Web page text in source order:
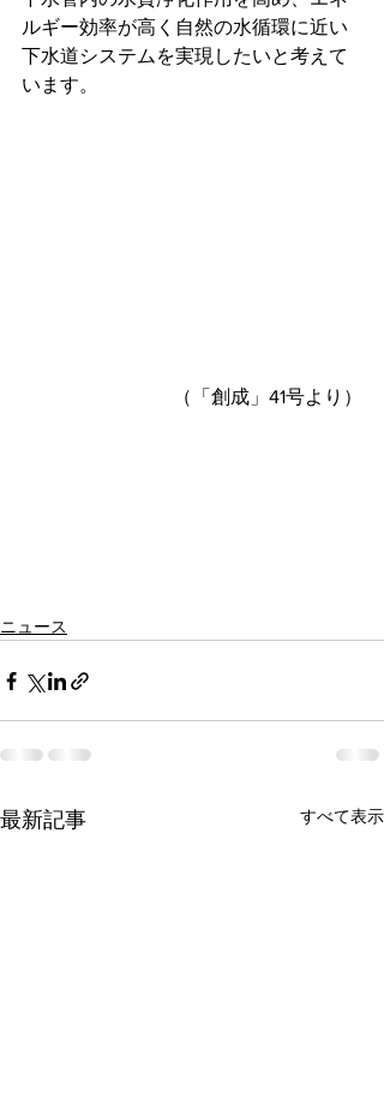
ルギー効率が高く自然の水循環に近い
下水道システムを実現したいと考えて
います。
（「創成」41号より）
ニュース
最新記事 すべて表示